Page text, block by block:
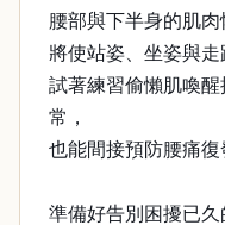
腰部與下半身的肌肉
將使站姿、坐姿與走
試著練習偷懶肌喚
常，
也能間接預防腰痛復
準備好告別困擾已久